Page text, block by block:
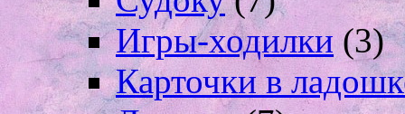
Игры-ходилки (3)
Карточки в